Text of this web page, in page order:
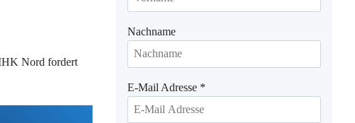
Nord fordert
Nachname
E-Mail Adresse *